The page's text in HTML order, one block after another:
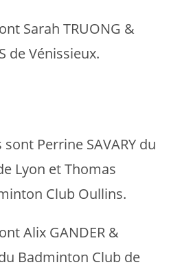
Sarah TRUONG &
de Vénissieux.
Perrine SAVARY du
Lyon et Thomas
Club Oullins.
Alix GANDER &
Badminton Club de